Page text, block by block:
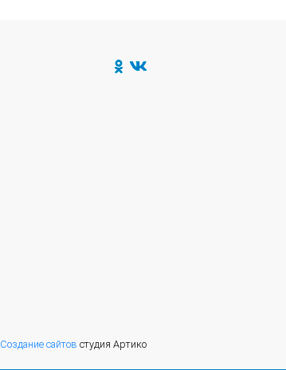
Создание сайтов студия Артико